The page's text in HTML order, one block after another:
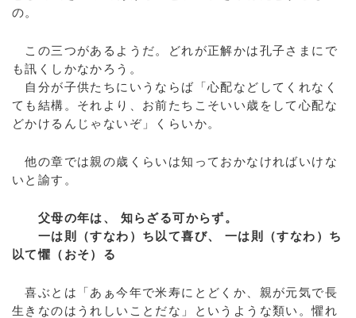
の。
この三つがあるようだ。どれが正解かは孔子さまにで
も訊くしかなかろう。
自分が子供たちにいうならば「心配などしてくれなく
ても結構。それより、お前たちこそいい歳をして心配な
どかけるんじゃないぞ」くらいか。
他の章では親の歳くらいは知っておかなければいけな
いと諭す。
父母の年は、 知らざる可からず。
一は則（すなわ）ち以て喜び、 一は則（すなわ）ち
以て懼（おそ）る
喜ぶとは「あぁ今年で米寿にとどくか、親が元気で長
生きなのはうれしいことだな」というような類い。懼れ